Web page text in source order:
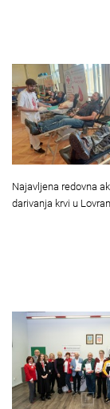
Najavljena redovna
darivanja krvi u